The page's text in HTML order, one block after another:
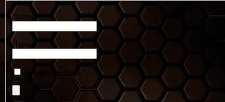
Логин
Пароль
Запомнить меня